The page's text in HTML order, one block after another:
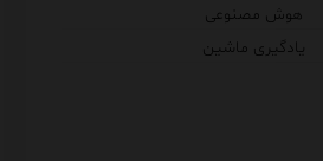
هوش مصنوعی
یادگیری ماشین